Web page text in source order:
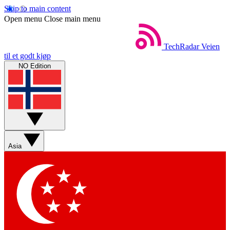
Skip to main content
Open menu Close main menu
TechRadar Veien
til et godt kjøp
NO Edition
Asia